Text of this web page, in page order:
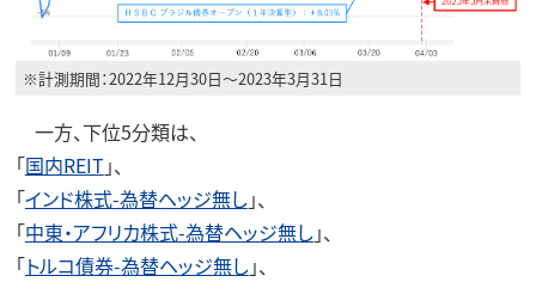
※計測期間：2022年12月30日～2023年3月31日
一方、下位5分類は、
「国内REIT 」、
「インド株式-為替ヘッジ無し」、
「中東・アフリカ株式-為替ヘッジ無し」、
「トルコ債券-為替ヘッジ無し」、